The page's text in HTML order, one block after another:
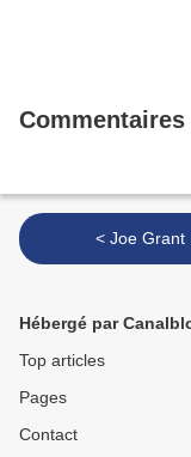
Commentaires
< Joe Grant
Hébergé par
Top articles
Pages
Contact